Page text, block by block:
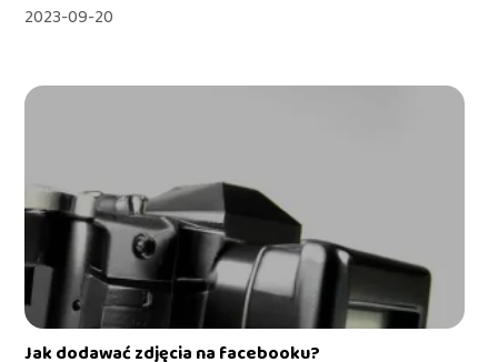
2023-09-20
Jak dodawać zdjęcia na facebooku?